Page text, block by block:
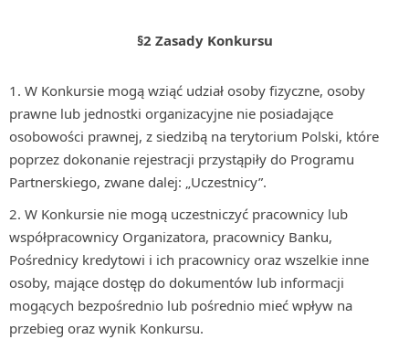
§2 Zasady Konkursu
W Konkursie mogą wziąć udział osoby fizyczne, osoby
prawne lub jednostki organizacyjne nie posiadające
osobowości prawnej, z siedzibą na terytorium Polski, które
poprzez dokonanie rejestracji przystąpiły do Programu
Partnerskiego, zwane dalej: „Uczestnicy”.
W Konkursie nie mogą uczestniczyć pracownicy lub
współpracownicy Organizatora, pracownicy Banku,
Pośrednicy kredytowi i ich pracownicy oraz wszelkie inne
osoby, mające dostęp do dokumentów lub informacji
mogących bezpośrednio lub pośrednio mieć wpływ na
przebieg oraz wynik Konkursu.